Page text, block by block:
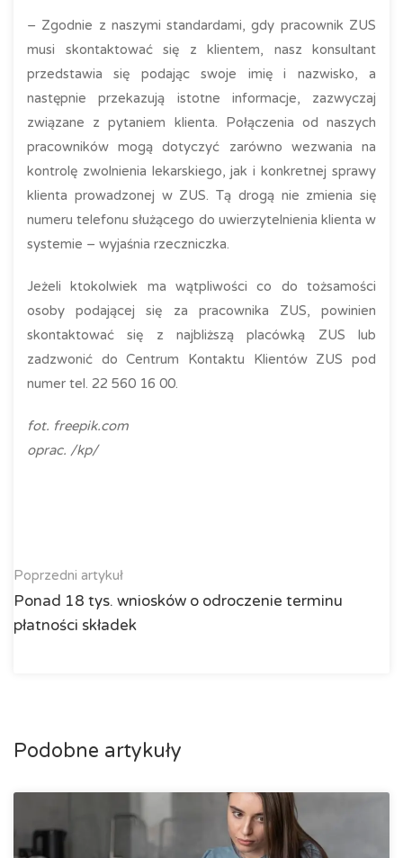
– Zgodnie z naszymi standardami, gdy pracownik ZUS
musi skontaktować się z klientem, nasz konsultant
przedstawia się podając swoje imię i nazwisko, a
następnie przekazują istotne informacje, zazwyczaj
związane z pytaniem klienta. Połączenia od naszych
pracowników mogą dotyczyć zarówno wezwania na
kontrolę zwolnienia lekarskiego, jak i konkretnej sprawy
klienta prowadzonej w ZUS. Tą drogą nie zmienia się
numeru telefonu służącego do uwierzytelnienia klienta w
systemie – wyjaśnia rzeczniczka.
Jeżeli ktokolwiek ma wątpliwości co do tożsamości
osoby podającej się za pracownika ZUS, powinien
skontaktować się z najbliższą placówką ZUS lub
zadzwonić do Centrum Kontaktu Klientów ZUS pod
numer tel. 22 560 16 00.
fot. freepik.com
oprac. /kp/
Poprzedni artykuł
Ponad 18 tys. wniosków o odroczenie terminu
płatności składek
Podobne artykuły